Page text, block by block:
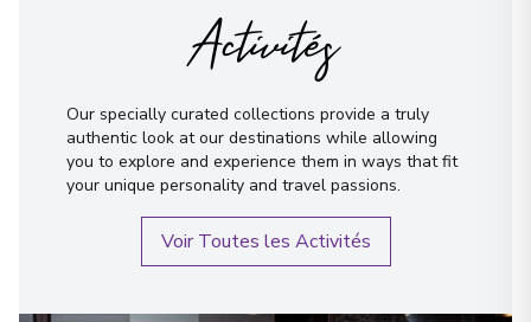
Activités
Our specially curated collections provide a truly
authentic look at our destinations while allowing
you to explore and experience them in ways that fit
your unique personality and travel passions.
Voir Toutes les Activités